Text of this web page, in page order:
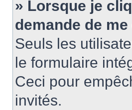
» Lorsque je
demande de
Seuls les
le formulaire
Ceci pour
invités.